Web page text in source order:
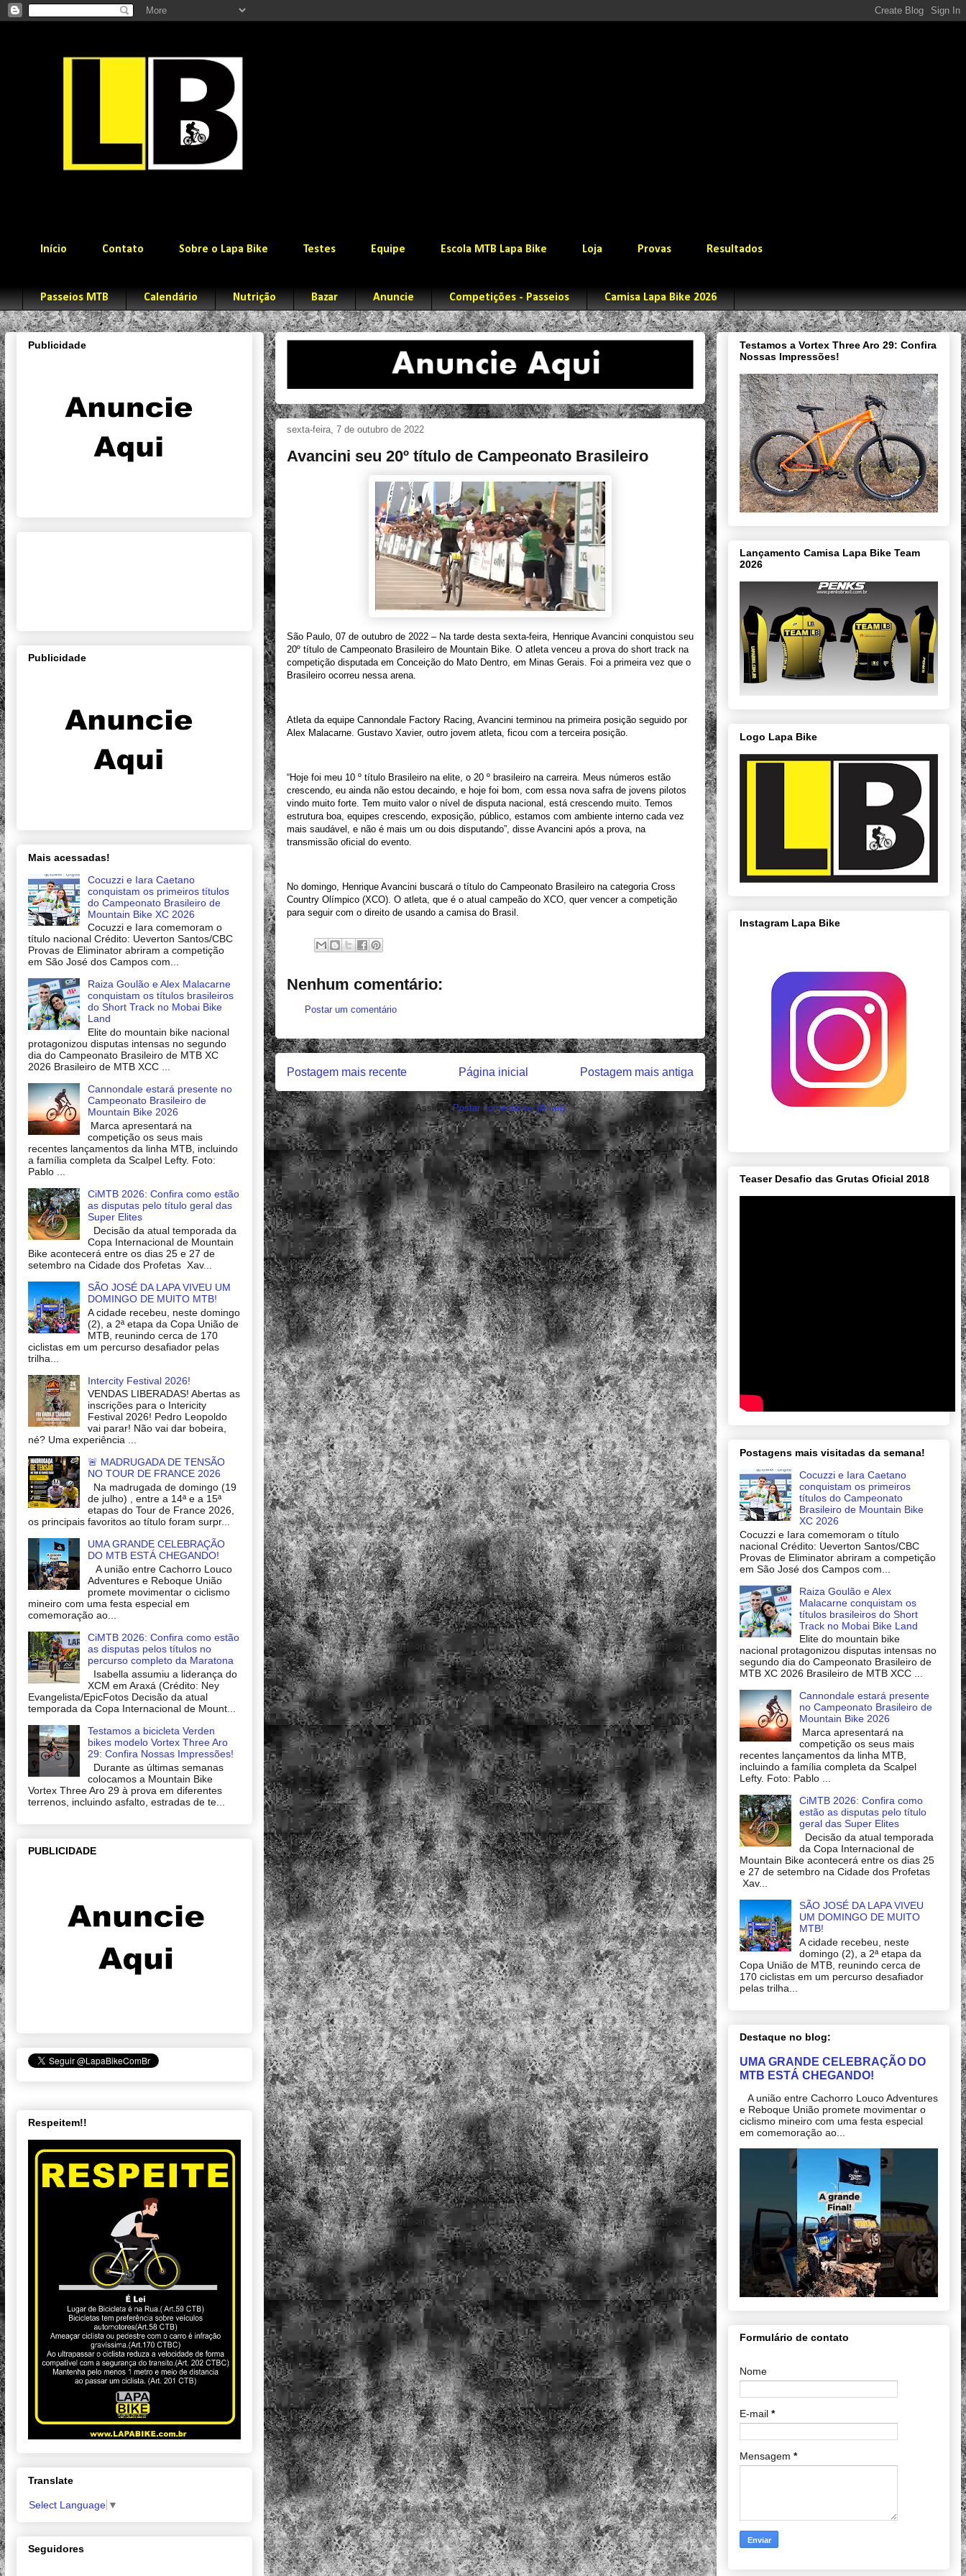
Início Contato Sobre o Lapa Bike Testes Equipe Escola MTB Lapa Bike Loja Provas Resultados
Passeios MTB Calendário Nutrição Bazar Anuncie Competições - Passeios Camisa Lapa Bike 2026
sexta-feira, 7 de outubro de 2022
Avancini seu 20º título de Campeonato Brasileiro
São Paulo, 07 de outubro de 2022 – Na tarde desta sexta-feira, Henrique Avancini conquistou seu
20º título de Campeonato Brasileiro de Mountain Bike. O atleta venceu a prova do short track na
competição disputada em Conceição do Mato Dentro, em Minas Gerais. Foi a primeira vez que o
Brasileiro ocorreu nessa arena.
Atleta da equipe Cannondale Factory Racing, Avancini terminou na primeira posição seguido por
Alex Malacarne. Gustavo Xavier, outro jovem atleta, ficou com a terceira posição.
“Hoje foi meu 10 º título Brasileiro na elite, o 20 º brasileiro na carreira. Meus números estão
crescendo, eu ainda não estou decaindo, e hoje foi bom, com essa nova safra de jovens pilotos
vindo muito forte. Tem muito valor o nível de disputa nacional, está crescendo muito. Temos
estrutura boa, equipes crescendo, exposição, público, estamos com ambiente interno cada vez
mais saudável, e não é mais um ou dois disputando”, disse Avancini após a prova, na
transmissão oficial do evento.
No domingo, Henrique Avancini buscará o título do Campeonato Brasileiro na categoria Cross
Country Olímpico (XCO). O atleta, que é o atual campeão do XCO, quer vencer a competição
para seguir com o direito de usando a camisa do Brasil.
Nenhum comentário:
Postar um comentário
Postagem mais recente Postagem mais antiga
Página inicial
Assinar:Postar comentários (Atom)
Publicidade
Publicidade
Mais acessadas!
Cocuzzi e Iara Caetano
conquistam os primeiros títulos
do Campeonato Brasileiro de
Mountain Bike XC 2026
Cocuzzi e Iara comemoram o
título nacional Crédito: Ueverton Santos/CBC
Provas de Eliminator abriram a competição
em São José dos Campos com...
Raiza Goulão e Alex Malacarne
conquistam os títulos brasileiros
do Short Track no Mobai Bike
Land
Elite do mountain bike nacional
protagonizou disputas intensas no segundo
dia do Campeonato Brasileiro de MTB XC
2026 Brasileiro de MTB XCC ...
Cannondale estará presente no
Campeonato Brasileiro de
Mountain Bike 2026
Marca apresentará na
competição os seus mais
recentes lançamentos da linha MTB, incluindo
a família completa da Scalpel Lefty. Foto:
Pablo ...
CiMTB 2026: Confira como estão
as disputas pelo título geral das
Super Elites
Decisão da atual temporada da
Copa Internacional de Mountain
Bike acontecerá entre os dias 25 e 27 de
setembro na Cidade dos Profetas Xav...
SÃO JOSÉ DA LAPA VIVEU UM
DOMINGO DE MUITO MTB!
A cidade recebeu, neste domingo
(2), a 2ª etapa da Copa União de
MTB, reunindo cerca de 170
ciclistas em um percurso desafiador pelas
trilha...
Intercity Festival 2026!
VENDAS LIBERADAS! Abertas as
inscrições para o Intericity
Festival 2026! Pedro Leopoldo
vai parar! Não vai dar bobeira,
né? Uma experiência ...
🚨 MADRUGADA DE TENSÃO
NO TOUR DE FRANCE 2026
Na madrugada de domingo (19
de julho) , entre a 14ª e a 15ª
etapas do Tour de France 2026,
os principais favoritos ao título foram surpr...
UMA GRANDE CELEBRAÇÃO
DO MTB ESTÁ CHEGANDO!
A união entre Cachorro Louco
Adventures e Reboque União
promete movimentar o ciclismo
mineiro com uma festa especial em
comemoração ao...
CiMTB 2026: Confira como estão
as disputas pelos títulos no
percurso completo da Maratona
Isabella assumiu a liderança do
XCM em Araxá (Crédito: Ney
Evangelista/EpicFotos Decisão da atual
temporada da Copa Internacional de Mount...
Testamos a bicicleta Verden
bikes modelo Vortex Three Aro
29: Confira Nossas Impressões!
Durante as últimas semanas
colocamos a Mountain Bike
Vortex Three Aro 29 à prova em diferentes
terrenos, incluindo asfalto, estradas de te...
PUBLICIDADE
Respeitem!!
Translate
Select Language ▼
Seguidores
Testamos a Vortex Three Aro 29: Confira
Nossas Impressões!
Lançamento Camisa Lapa Bike Team
2026
Logo Lapa Bike
Instagram Lapa Bike
Teaser Desafio das Grutas Oficial 2018
Postagens mais visitadas da semana!
Cocuzzi e Iara Caetano
conquistam os primeiros
títulos do Campeonato
Brasileiro de Mountain Bike
XC 2026
Cocuzzi e Iara comemoram o título
nacional Crédito: Ueverton Santos/CBC
Provas de Eliminator abriram a competição
em São José dos Campos com...
Raiza Goulão e Alex
Malacarne conquistam os
títulos brasileiros do Short
Track no Mobai Bike Land
Elite do mountain bike
nacional protagonizou disputas intensas no
segundo dia do Campeonato Brasileiro de
MTB XC 2026 Brasileiro de MTB XCC ...
Cannondale estará presente
no Campeonato Brasileiro de
Mountain Bike 2026
Marca apresentará na
competição os seus mais
recentes lançamentos da linha MTB,
incluindo a família completa da Scalpel
Lefty. Foto: Pablo ...
CiMTB 2026: Confira como
estão as disputas pelo título
geral das Super Elites
Decisão da atual temporada
da Copa Internacional de
Mountain Bike acontecerá entre os dias 25
e 27 de setembro na Cidade dos Profetas
Xav...
SÃO JOSÉ DA LAPA VIVEU
UM DOMINGO DE MUITO
MTB!
A cidade recebeu, neste
domingo (2), a 2ª etapa da
Copa União de MTB, reunindo cerca de
170 ciclistas em um percurso desafiador
pelas trilha...
Destaque no blog:
UMA GRANDE CELEBRAÇÃO DO
MTB ESTÁ CHEGANDO!
A união entre Cachorro Louco Adventures
e Reboque União promete movimentar o
ciclismo mineiro com uma festa especial
em comemoração ao...
Formulário de contato
Nome
E-mail *
Mensagem *